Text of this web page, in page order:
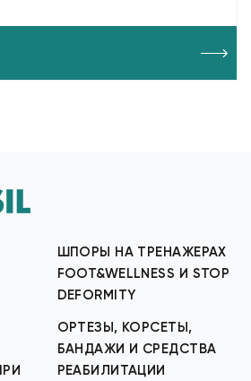
ШПОРЫ НА ТРЕНАЖЕРАХ
FOOT&WELLNESS И STOP
DEFORMITY
ОРТЕЗЫ, КОРСЕТЫ,
БАНДАЖИ И СРЕДСТВА
РЕАБИЛИТАЦИИ